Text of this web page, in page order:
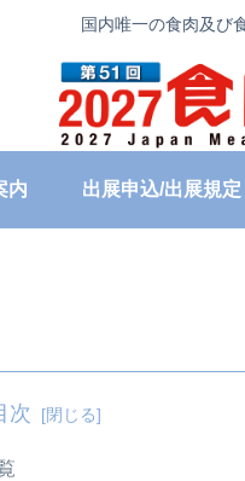
国内唯一の食肉及び
内 出展申込/出展規定
次